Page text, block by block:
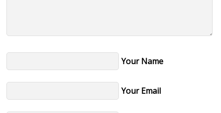
Your Name
Your Email